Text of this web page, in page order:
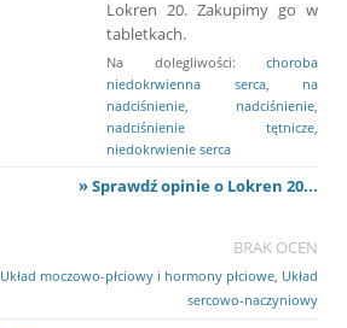
Lokren 20. Zakupimy go w
tabletkach.
Na dolegliwości: choroba
niedokrwienna serca, na
nadciśnienie
nadciśnienie
nadciśnienie tętnicze
niedokrwienie serca
» Sprawdź opinie o Lokren 20...
BRAK OCEN
Układ moczowo-płciowy i hormony płciowe Układ
sercowo-naczyniowy